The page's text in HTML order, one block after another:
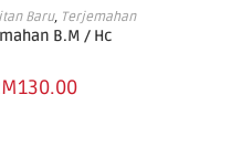
Baru, Terjemahan
B.M / Hc
130.00